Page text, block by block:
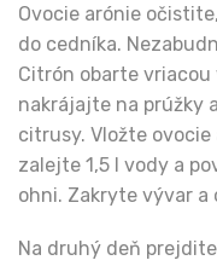
Ovocie arónie
do cedníka.
Citrón obarte vriacou
nakrájajte na prúžky
citrusy. Vložte
zalejte 1,5 l vody a
ohni. Zakryte vývar a
Na druhý deň